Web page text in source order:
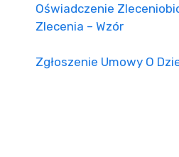
Oświadczenie
Zlecenia – Wzór
Zgłoszenie Umowy O